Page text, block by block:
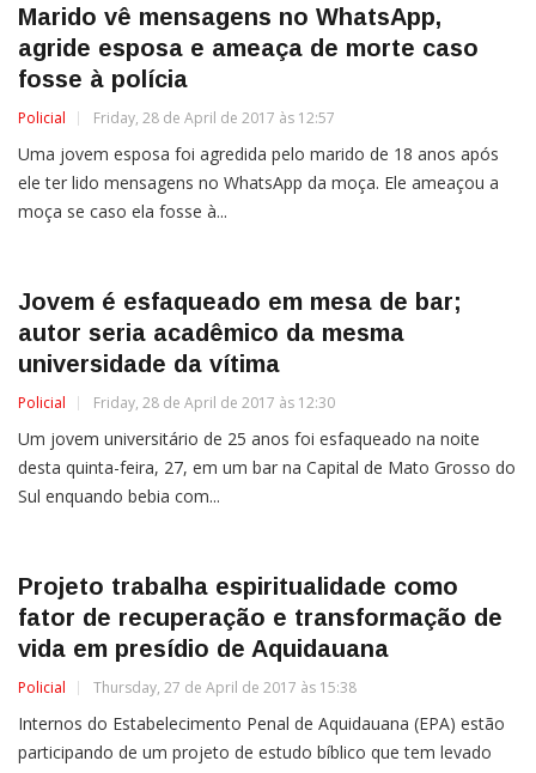
Marido vê mensagens no WhatsApp,
agride esposa e ameaça de morte caso
fosse à polícia
Policial Friday, 28 de April de 2017 às 12:57
Uma jovem esposa foi agredida pelo marido de 18 anos após
ele ter lido mensagens no WhatsApp da moça. Ele ameaçou a
moça se caso ela fosse à...
Jovem é esfaqueado em mesa de bar;
autor seria acadêmico da mesma
universidade da vítima
Policial Friday, 28 de April de 2017 às 12:30
Um jovem universitário de 25 anos foi esfaqueado na noite
desta quinta-feira, 27, em um bar na Capital de Mato Grosso do
Sul enquando bebia com...
Projeto trabalha espiritualidade como
fator de recuperação e transformação de
vida em presídio de Aquidauana
Policial Thursday, 27 de April de 2017 às 15:38
Internos do Estabelecimento Penal de Aquidauana (EPA) estão
participando de um projeto de estudo bíblico que tem levado